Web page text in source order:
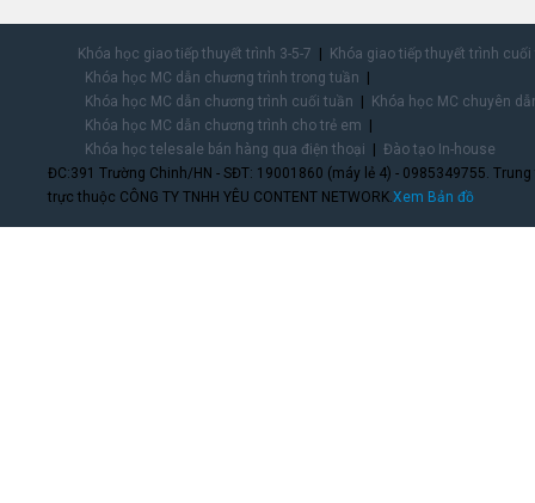
Khóa học giao tiếp thuyết trình 3-5-7
Khóa giao tiếp thuyết trình
Khóa học MC dẫn chương trình trong tuần
Khóa học MC dẫn chương trình cuối tuần
Khóa học MC chuyên
Khóa học MC dẫn chương trình cho trẻ em
Khóa học telesale bán hàng qua điện thoại
Đào tạo In-house
ĐC:391 Trường Chinh/HN - SĐT: 19001860 (máy lẻ 4) - 0985349755.
trực thuộc CÔNG TY TNHH YÊU CONTENT NETWORK.Xem Bản đồ